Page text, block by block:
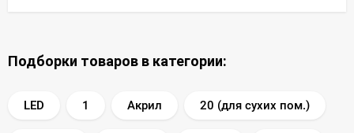
Подборки товаров в категории:
LED 1 Акрил 20 (для сухих пом.)